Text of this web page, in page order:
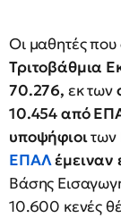
Οι μαθητές που
Τριτοβάθμια
70.276, εκ των
10.454 από
υποψήφιοιτων
ΕΠΑΛέμειναν
Βάσης
10.600 κενές